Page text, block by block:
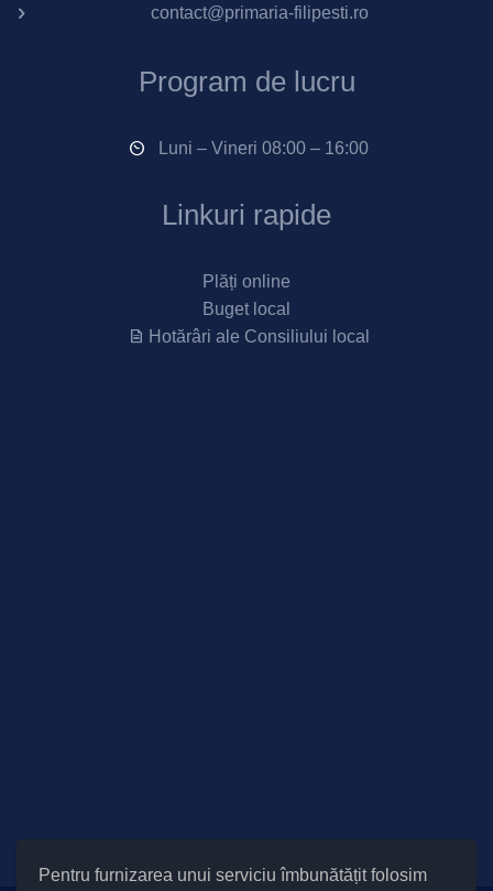
Pentru furnizarea unui serviciu îmbunătățit folosim
contact@primaria-filipesti.ro
Program de lucru
Luni – Vineri 08:00 – 16:00
Linkuri rapide
Plăți online
Buget local
Hotărâri ale Consiliului local